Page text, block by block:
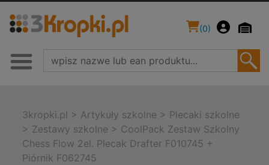
(0)
3kropki.pl > Artykuły szkolne > Plecaki szkolne
> Zestawy szkolne > CoolPack Zestaw Szkolny
Chess Flow 2el. Plecak Drafter F010745 +
Piórnik F062745